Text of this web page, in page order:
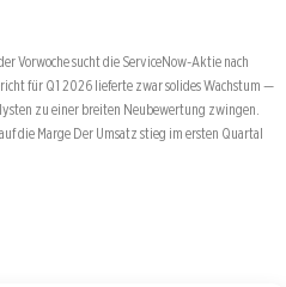
Vorwoche sucht die ServiceNow-Aktie nach
für Q1 2026 lieferte zwar solides Wachstum —
zu einer breiten Neubewertung zwingen.
die Marge Der Umsatz stieg im ersten Quartal